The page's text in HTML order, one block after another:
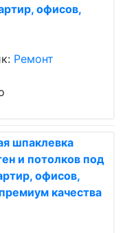
офисов,
Ремонт
шпаклевка
и потолков под
офисов,
качества